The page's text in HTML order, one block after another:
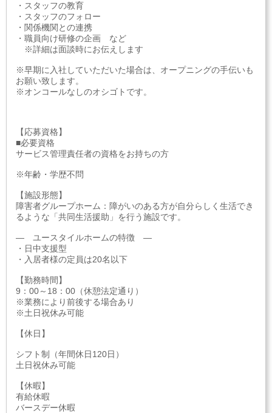
・スタッフの教育
・スタッフのフォロー
・関係機関との連携
・職員向け研修の企画 など
※詳細は面談時にお伝えします
※早期に入社していただいた場合は、オープニングの手伝いも
お願い致します。
※オンコールなしのオシゴトです。
【応募資格】
■必要資格
サービス管理責任者の資格をお持ちの方
※年齢・学歴不問
【施設形態】
障害者グループホーム：障がいのある方が自分らしく生活でき
るような「共同生活援助」を行う施設です。
― ユースタイルホームの特徴 ―
・日中支援型
・入居者様の定員は20名以下
【勤務時間】
9：00～18：00（休憩法定通り）
※業務により前後する場合あり
※土日祝休み可能
【休日】
シフト制（年間休日120日）
土日祝休み可能
【休暇】
有給休暇
バースデー休暇